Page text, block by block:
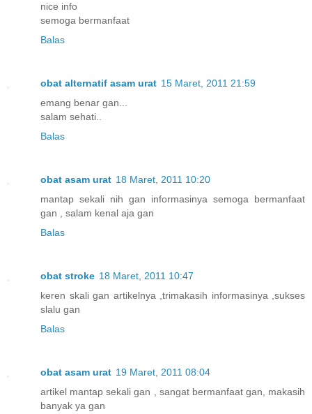
nice info
semoga bermanfaat
Balas
obat alternatif asam urat 15 Maret, 2011 21:59
emang benar gan...
salam sehati..
Balas
obat asam urat 18 Maret, 2011 10:20
mantap sekali nih gan informasinya semoga bermanfaat
gan , salam kenal aja gan
Balas
obat stroke 18 Maret, 2011 10:47
keren skali gan artikelnya ,trimakasih informasinya ,sukses
slalu gan
Balas
obat asam urat 19 Maret, 2011 08:04
artikel mantap sekali gan , sangat bermanfaat gan, makasih
banyak ya gan